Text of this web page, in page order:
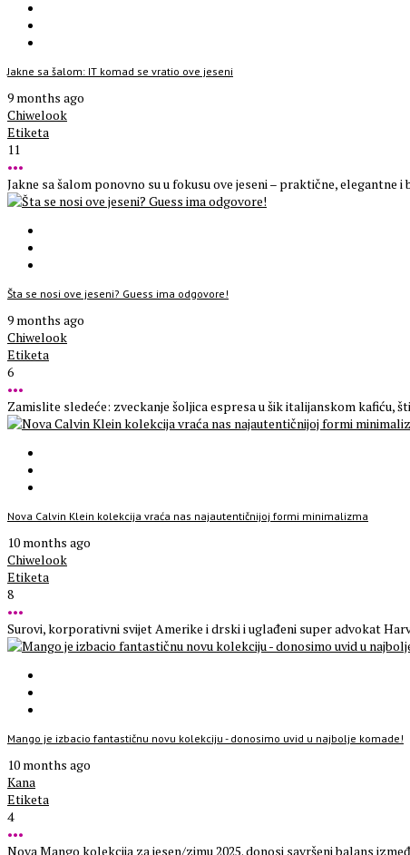
Jakne sa šalom: IT komad se vratio ove jeseni
9 months ago
Chiwelook
Etiketa
11
•••
Jakne sa šalom ponovno su u fokusu ove jeseni – praktične,
Šta se nosi ove jeseni? Guess ima odgovore!
9 months ago
Chiwelook
Etiketa
6
•••
Zamislite sledeće: zveckanje šoljica espresa u šik italijanskom kafiću,
Nova Calvin Klein kolekcija vraća nas najautentičnijoj formi minimalizma
10 months ago
Chiwelook
Etiketa
8
•••
Surovi, korporativni svijet Amerike i drski i uglađeni super advokat
Mango je izbacio fantastičnu novu kolekciju - donosimo uvid u najbolje komade!
10 months ago
Kana
Etiketa
4
•••
Nova Mango kolekcija za jesen/zimu 2025. donosi savršeni balans